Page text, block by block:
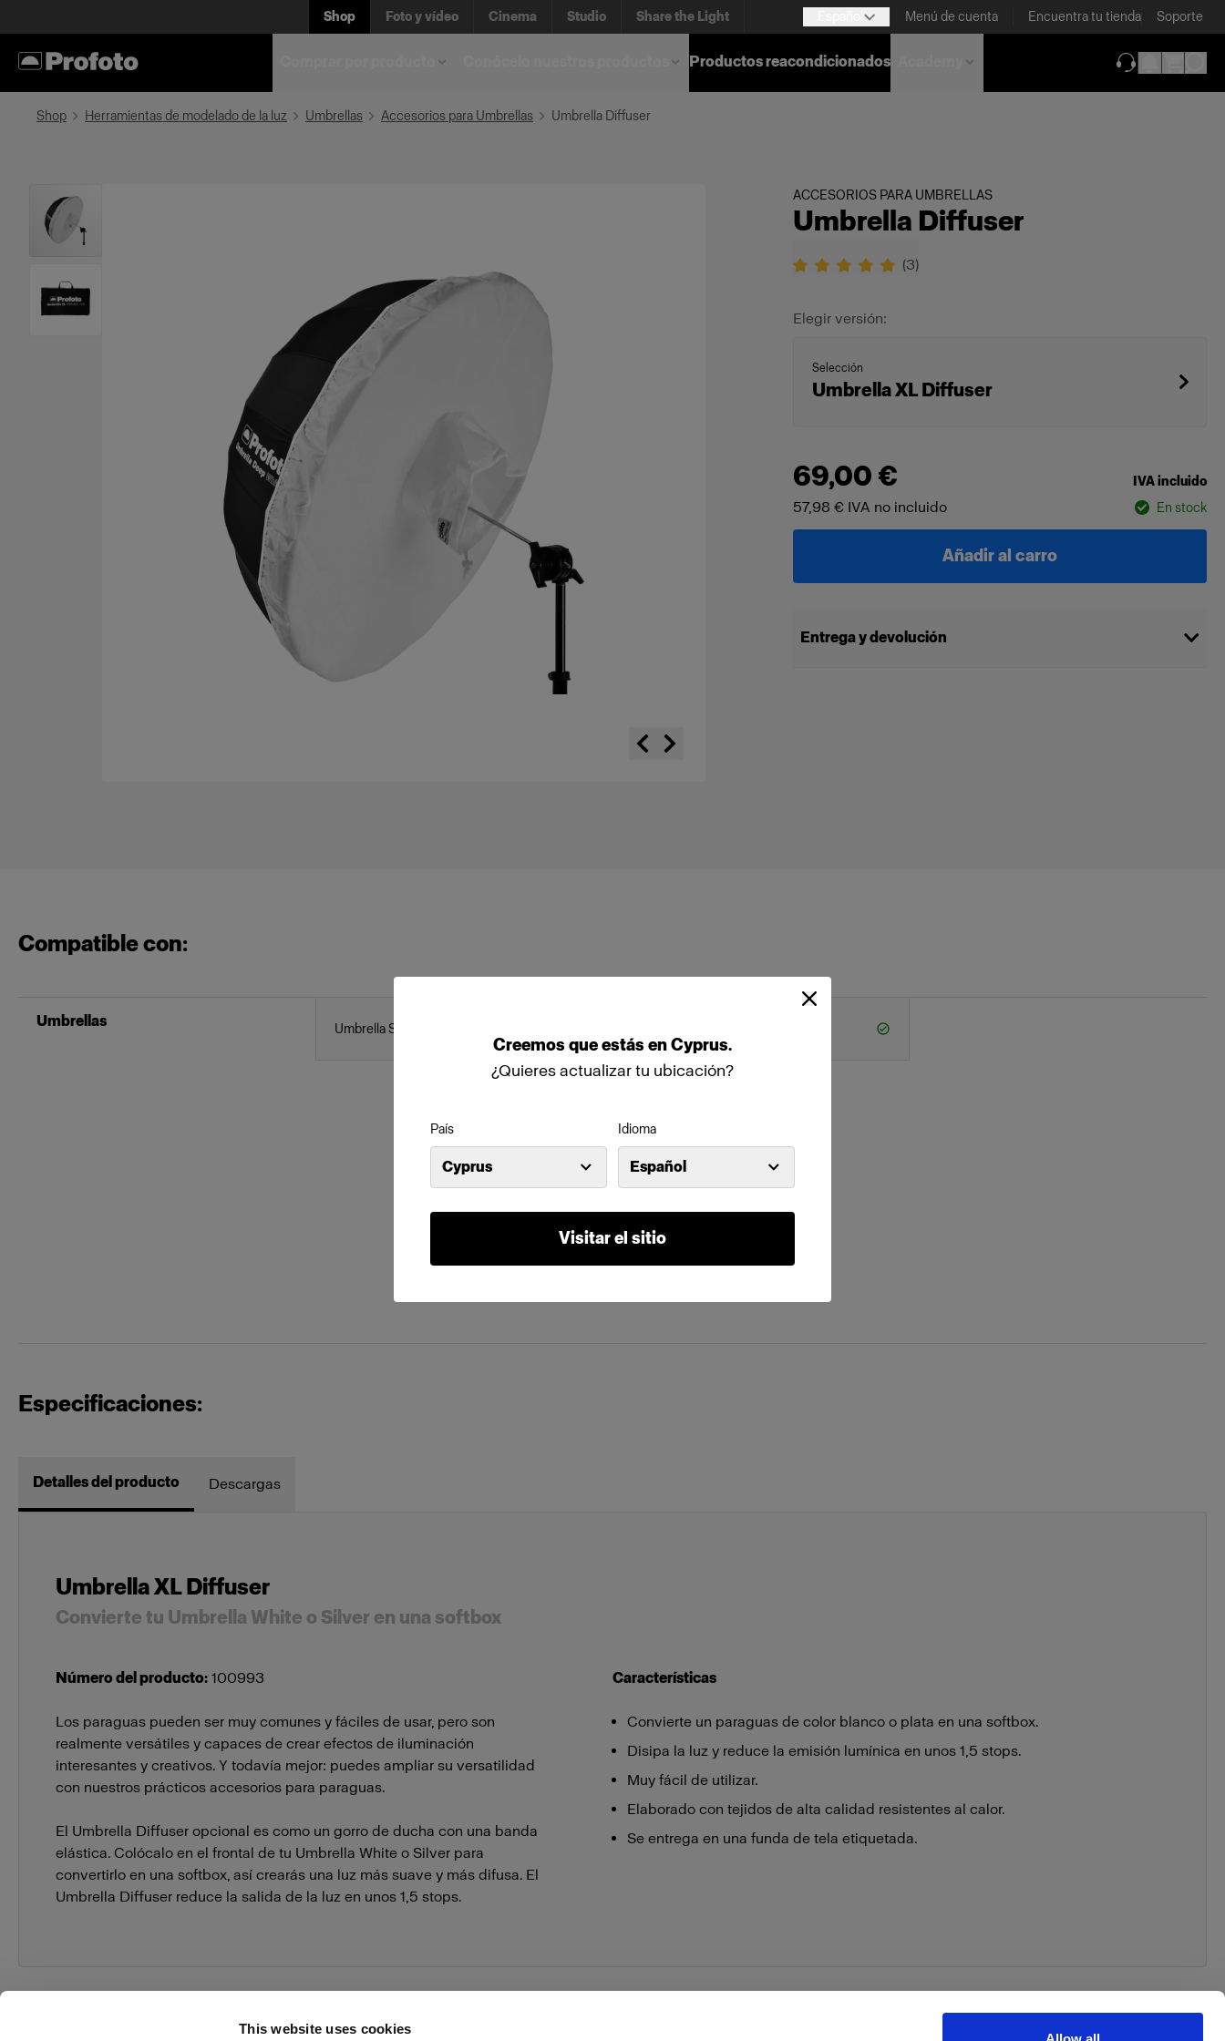
This website uses cookies
Creemos queestás enCyprus.
¿Quieres actualizar tu ubicación?
País
Cyprus
Idioma
Español
Visitar el sitio
Shop Foto y vídeo Cinema Studio Share the Light Menú de cuenta Encuentra tu tienda Soporte
Productos reacondicionados
Shop Herramientas de modelado de la luz Umbrellas Accesorios para Umbrellas Umbrella Diffuser
ACCESORIOS PARA UMBRELLAS
Umbrella Diffuser
(3)
Elegir versión:
Selección
Umbrella XL Diffuser
69,00 € IVA incluido
57,98 € IVA no incluido En stock
Añadir al carro
Entrega y devolución
Compatible con:
Umbrellas Umbrella Shallow Silver
Especificaciones:
Detalles del producto Descargas
Umbrella XL Diffuser
Convierte tu Umbrella White o Silver en una softbox
Número del producto: 100993
Los paraguas pueden ser muy comunes y fáciles de usar, pero son
realmente versátiles y capaces de crear efectos de iluminación
interesantes y creativos. Y todavía mejor: puedes ampliar su versatilidad
con nuestros prácticos accesorios para paraguas.
El Umbrella Diffuser opcional es como un gorro de ducha con una banda
elástica. Colócalo en el frontal de tu Umbrella White o Silver para
convertirlo en una softbox, así crearás una luz más suave y más difusa. El
Umbrella Diffuser reduce la salida de la luz en unos 1,5 stops.
Características
Convierte un paraguas de color blanco o plata en una softbox.
Disipa la luz y reduce la emisión lumínica en unos 1,5 stops.
Muy fácil de utilizar.
Elaborado con tejidos de alta calidad resistentes al calor.
Se entrega en una funda de tela etiquetada.